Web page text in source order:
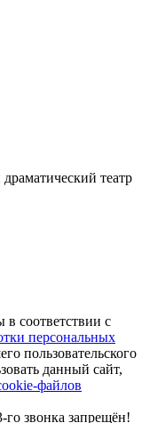
театр
соответствии с
персональных
пользовательского
данный сайт,
файлов
звонка запрещён!